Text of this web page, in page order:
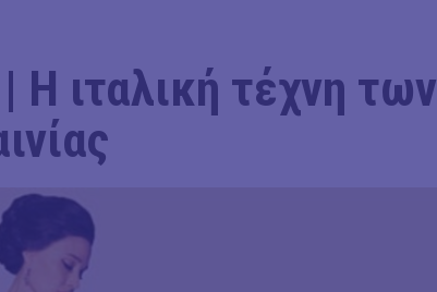
Η ιταλική τέχνη των